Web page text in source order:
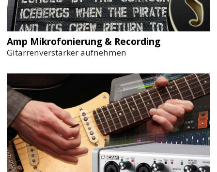
Amp Mikrofonierung & Recording
Gitarrenverstärker aufnehmen